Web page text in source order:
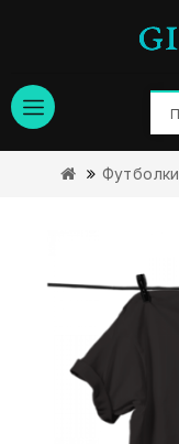
Футболки